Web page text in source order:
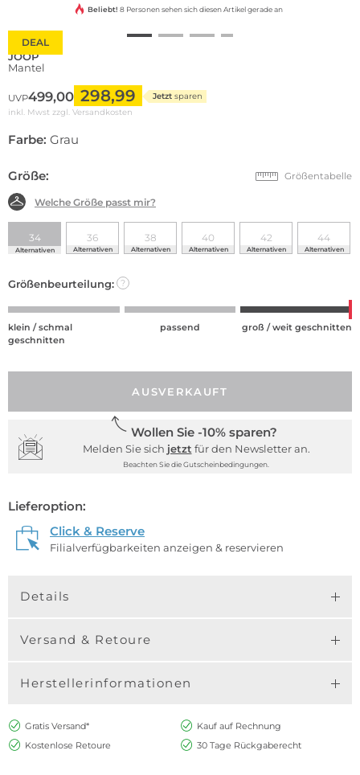
DEAL
Beliebt! 8 Personen sehen sich diesen Artikel gerade an
JOOP
Mantel
UVP499,00 298,99 Jetzt sparen
inkl. Mwst zzgl. Versandkosten
Farbe: Grau
Größe: Größentabelle
Welche Größe passt mir?
34
Alternativen
36
Alternativen
38
Alternativen
40
Alternativen
42
Alternativen
44
Alternativen
Größenbeurteilung: ?
klein / schmal
geschnitten
passend groß / weit geschnitten
AUSVERKAUFT
Wollen Sie -10% sparen?
Melden Sie sich jetzt für den Newsletter an.
Beachten Sie die Gutscheinbedingungen.
Lieferoption:
Click & Reserve
Filialverfügbarkeiten anzeigen & reservieren
Details
Versand & Retoure
Herstellerinformationen
Gratis Versand*
Kauf auf Rechnung
Kostenlose Retoure
30 Tage Rückgaberecht